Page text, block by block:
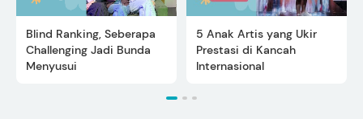
Blind Ranking, Seberapa
Challenging Jadi Bunda
Menyusui
5 Anak Artis yang Ukir
Prestasi di Kancah
Internasional